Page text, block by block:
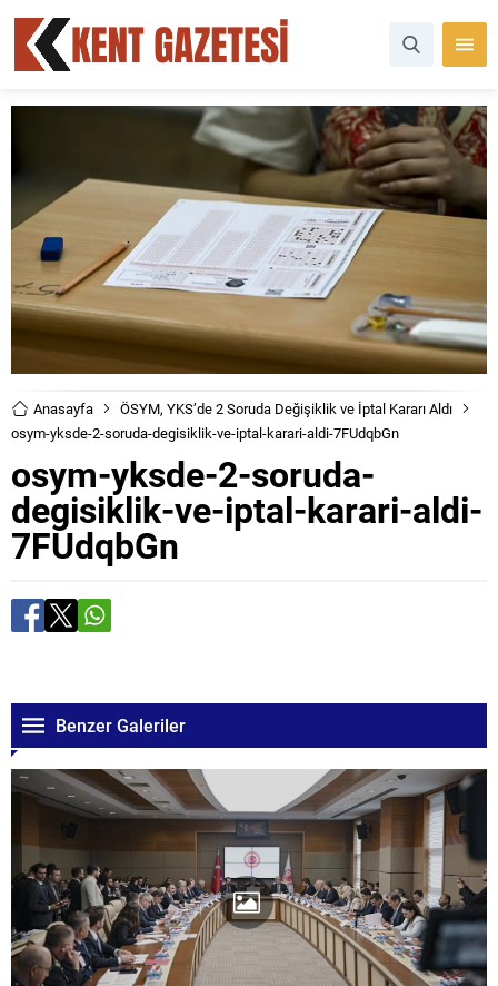
Anasayfa
ÖSYM, YKS’de 2 Soruda Değişiklik ve İptal Kararı Aldı
osym-yksde-2-soruda-degisiklik-ve-iptal-karari-aldi-7FUdqbGn
osym-yksde-2-soruda-
degisiklik-ve-iptal-karari-aldi-
7FUdqbGn
Benzer Galeriler